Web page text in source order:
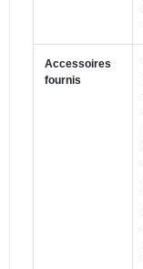
Accessoires
fournis